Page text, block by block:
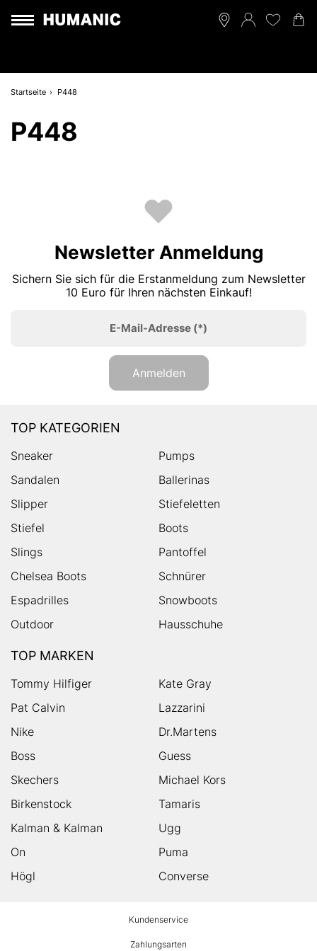
Startseite P448
P448
Newsletter Anmeldung
Sichern Sie sich für die Erstanmeldung zum Newsletter
10 Euro für Ihren nächsten Einkauf!
E-Mail-Adresse (*)
Anmelden
TOP KATEGORIEN
Sneaker
Pumps
Sandalen
Ballerinas
Slipper
Stiefeletten
Stiefel
Boots
Slings
Pantoffel
Chelsea Boots
Schnürer
Espadrilles
Snowboots
Outdoor
Hausschuhe
TOP MARKEN
Tommy Hilfiger
Kate Gray
Pat Calvin
Lazzarini
Nike
Dr.Martens
Boss
Guess
Skechers
Michael Kors
Birkenstock
Tamaris
Kalman & Kalman
Ugg
On
Puma
Högl
Converse
Kundenservice
Zahlungsarten